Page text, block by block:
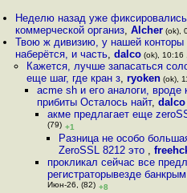
Неделю назад уже
коммерческой организ,Alcher (ok),
Твою ж дивизию, у нашей конторы
наберётся, и часть,dalco (ok), 10:16
Кажется, лучше запасаться
еще шаг, где кран з, ryoken(ok),
acme sh и его аналоги, вроде
прибиты Осталось найт, dalco
акме предлагает еще
(79) +1
Разница не особо
ZeroSSL 8212 это ,
прокликал сейчас все
регистраторывезде
Июн-26, (82) +8